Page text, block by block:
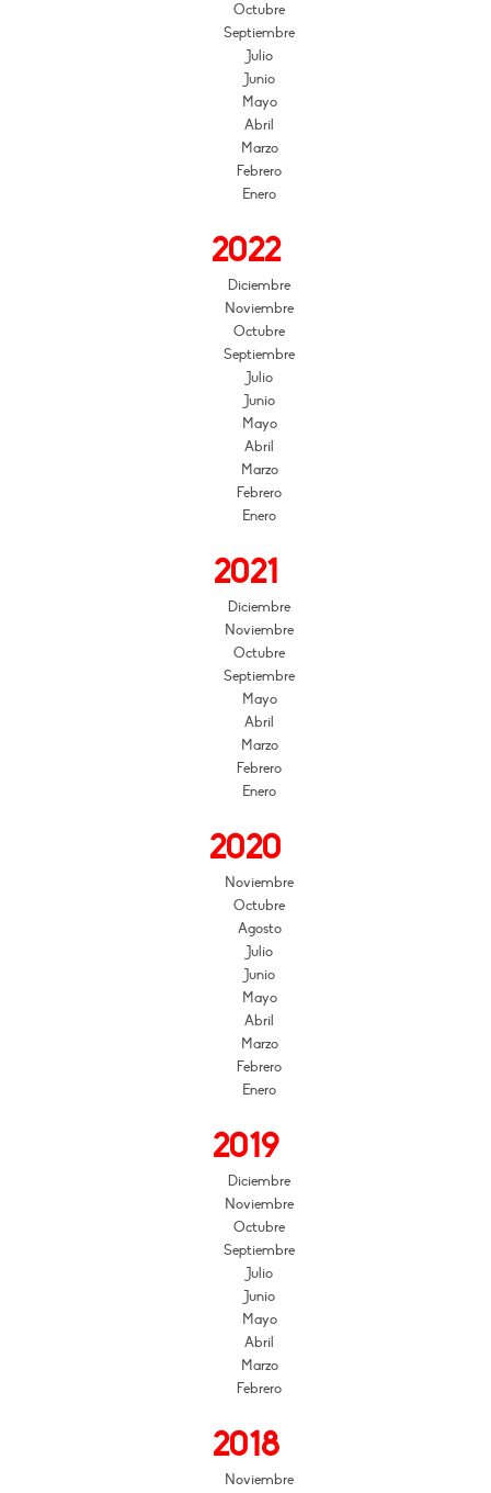
Octubre
Septiembre
Julio
Junio
Mayo
Abril
Marzo
Febrero
Enero
2022
Diciembre
Noviembre
Octubre
Septiembre
Julio
Junio
Mayo
Abril
Marzo
Febrero
Enero
2021
Diciembre
Noviembre
Octubre
Septiembre
Mayo
Abril
Marzo
Febrero
Enero
2020
Noviembre
Octubre
Agosto
Julio
Junio
Mayo
Abril
Marzo
Febrero
Enero
2019
Diciembre
Noviembre
Octubre
Septiembre
Julio
Junio
Mayo
Abril
Marzo
Febrero
2018
Noviembre